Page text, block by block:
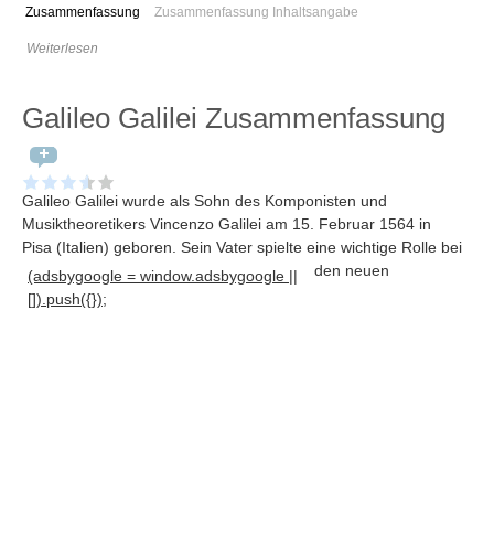
Zusammenfassung
Zusammenfassung Inhaltsangabe
Weiterlesen
Galileo Galilei Zusammenfassung
Galileo Galilei wurde als Sohn des Komponisten und
Musiktheoretikers Vincenzo Galilei am 15. Februar 1564 in
Pisa (Italien) geboren
(adsbygoogle = window.adsbygoogle ||
[]).push({});
. Sein Vater spielte eine wichtige Rolle bei
den neuen